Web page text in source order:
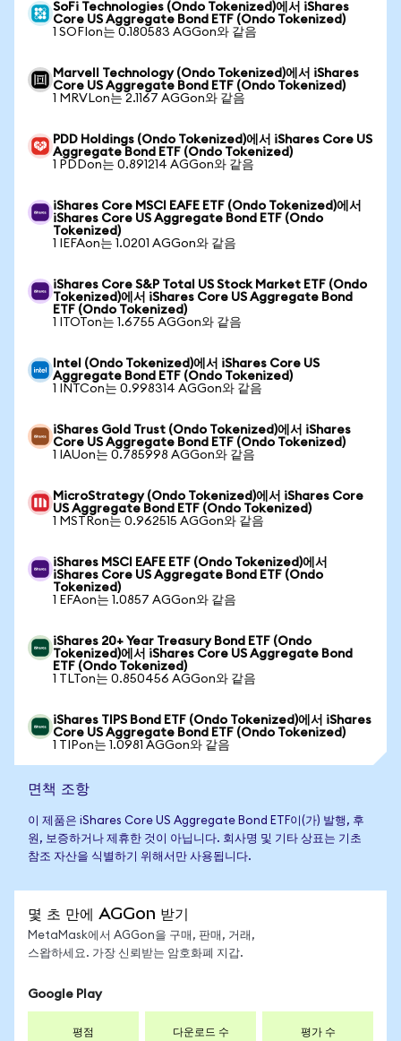
SoFi Technologies (Ondo Tokenized)에서 iShares
Core US Aggregate Bond ETF (Ondo Tokenized)
1 SOFIon는 0.180583 AGGon와 같음
Marvell Technology (Ondo Tokenized)에서 iShares
Core US Aggregate Bond ETF (Ondo Tokenized)
1 MRVLon는 2.1167 AGGon와 같음
PDD Holdings (Ondo Tokenized)에서 iShares Core US
Aggregate Bond ETF (Ondo Tokenized)
1 PDDon는 0.891214 AGGon와 같음
iShares Core MSCI EAFE ETF (Ondo Tokenized)에서
iShares Core US Aggregate Bond ETF (Ondo
Tokenized)
1 IEFAon는 1.0201 AGGon와 같음
iShares Core S&P Total US Stock Market ETF (Ondo
Tokenized)에서 iShares Core US Aggregate Bond
ETF (Ondo Tokenized)
1 ITOTon는 1.6755 AGGon와 같음
Intel (Ondo Tokenized)에서 iShares Core US
Aggregate Bond ETF (Ondo Tokenized)
1 INTCon는 0.998314 AGGon와 같음
iShares Gold Trust (Ondo Tokenized)에서 iShares
Core US Aggregate Bond ETF (Ondo Tokenized)
1 IAUon는 0.785998 AGGon와 같음
MicroStrategy (Ondo Tokenized)에서 iShares Core
US Aggregate Bond ETF (Ondo Tokenized)
1 MSTRon는 0.962515 AGGon와 같음
iShares MSCI EAFE ETF (Ondo Tokenized)에서
iShares Core US Aggregate Bond ETF (Ondo
Tokenized)
1 EFAon는 1.0857 AGGon와 같음
iShares 20+ Year Treasury Bond ETF (Ondo
Tokenized)에서 iShares Core US Aggregate Bond
ETF (Ondo Tokenized)
1 TLTon는 0.850456 AGGon와 같음
iShares TIPS Bond ETF (Ondo Tokenized)에서 iShares
Core US Aggregate Bond ETF (Ondo Tokenized)
1 TIPon는 1.0981 AGGon와 같음
면책 조항
이 제품은 iShares Core US Aggregate Bond ETF이(가) 발행, 후
원, 보증하거나 제휴한 것이 아닙니다. 회사명 및 기타 상표는 기초
참조 자산을 식별하기 위해서만 사용됩니다.
몇 초 만에 AGGon 받기
MetaMask에서 AGGon을 구매, 판매, 거래,
스왑하세요. 가장 신뢰받는 암호화폐 지갑.
Google Play
평점 다운로드 수 평가 수